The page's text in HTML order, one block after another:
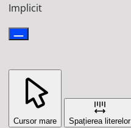
Implicit
Cursor mare Spațierea literelor